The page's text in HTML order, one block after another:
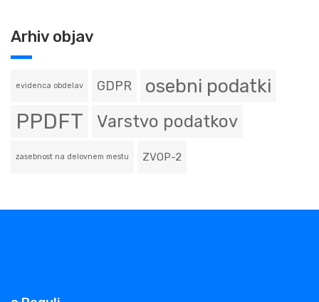
Arhiv objav
evidenca obdelav GDPR osebni podatki
PPDFT Varstvo podatkov
zasebnost na delovnem mestu ZVOP-2